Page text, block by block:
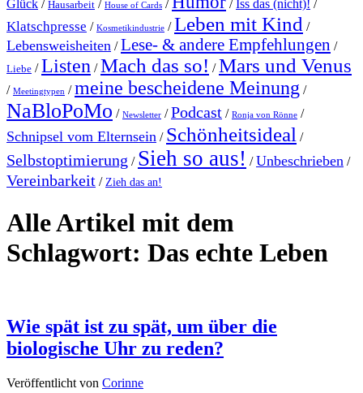
Glück / Hausarbeit / House of Cards / /Iss das (nicht)! /
Klatschpresse / Kosmetikindustrie /Leben mit Kind /
Lebensweisheiten /Lese- & andere Empfehlungen /
Liebe /Listen /Mach das so! /Mars und Venus
/ Meetingtypen /meine bescheidene Meinung /
NaBloPoMo / Newsletter /Podcast / Ronja von Rönne /
Schnipsel vom Elternsein / Schönheitsideal /
Selbstoptimierung / Sieh so aus! /Unbeschrieben /
Vereinbarkeit / Zieh das an!
Alle Artikel mit dem
Schlagwort: Das echte Leben
Wie spät ist zu spät, um über die
biologische Uhr zu reden?
Veröffentlicht von Corinne